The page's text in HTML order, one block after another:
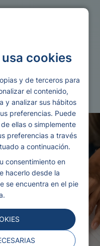
cookies
y de terceros para
el contenido,
y analizar sus hábitos
preferencias. Puede
ellas o simplemente
preferencias a través
a continuación.
consentimiento en
hacerlo desde la
se encuentra en el pie
de una empresa
y revisado por